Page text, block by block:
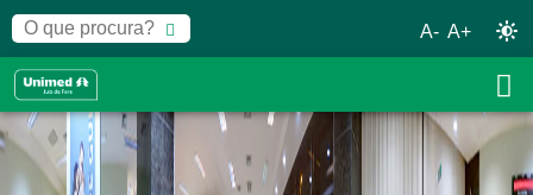
A- A+